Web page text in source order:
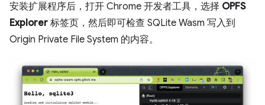
安装扩展程序后，打开 Chrome 开发者工具，选择 OPFS
Explorer 标签页，然后即可检查 SQLite Wasm 写入到
Origin Private File System 的内容。